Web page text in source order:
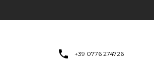
+39 0776 274726